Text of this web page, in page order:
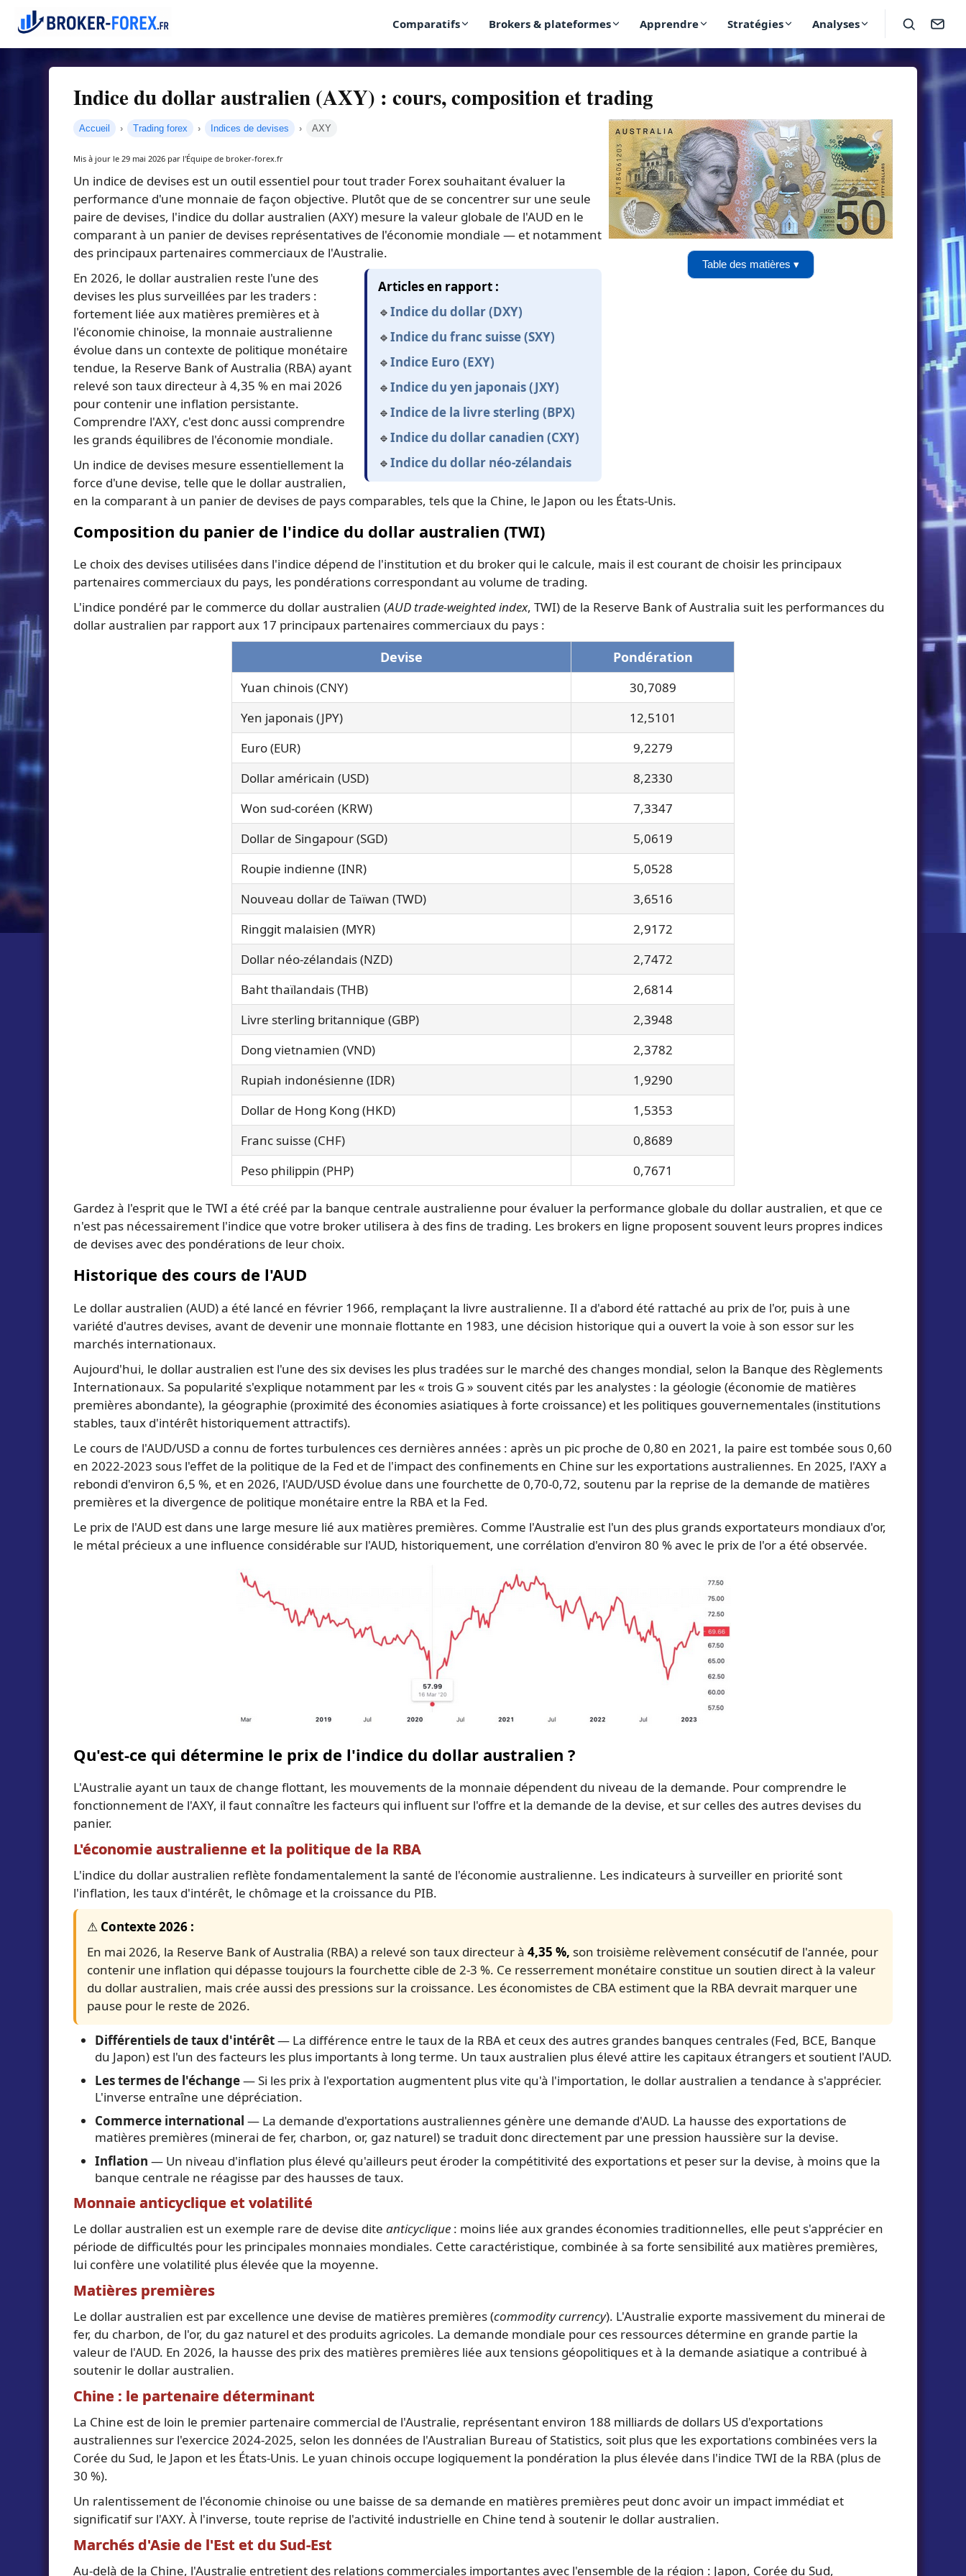
Comparatifs Brokers & plateformes Apprendre Stratégies Analyses
Indice du dollar australien (AXY) : cours, composition et trading
Table des matières ▾
Accueil Trading forex Indices de devises AXY
Mis à jour le 29 mai 2026 par l'Équipe de broker-forex.fr
Un indice de devises est un outil essentiel pour tout trader Forex souhaitant évaluer la
performance d'une monnaie de façon objective. Plutôt que de se concentrer sur une seule
paire de devises, l'indice du dollar australien (AXY) mesure la valeur globale de l'AUD en le
comparant à un panier de devises représentatives de l'économie mondiale — et notamment
des principaux partenaires commerciaux de l'Australie.
Articles en rapport :
🔹Indice du dollar (DXY)
🔹Indice du franc suisse (SXY)
🔹Indice Euro (EXY)
🔹Indice du yen japonais (JXY)
🔹Indice de la livre sterling (BPX)
🔹Indice du dollar canadien (CXY)
🔹Indice du dollar néo-zélandais
En 2026, le dollar australien reste l'une des
devises les plus surveillées par les traders :
fortement liée aux matières premières et à
l'économie chinoise, la monnaie australienne
évolue dans un contexte de politique monétaire
tendue, la Reserve Bank of Australia (RBA) ayant
relevé son taux directeur à 4,35 % en mai 2026
pour contenir une inflation persistante.
Comprendre l'AXY, c'est donc aussi comprendre
les grands équilibres de l'économie mondiale.
Un indice de devises mesure essentiellement la
force d'une devise, telle que le dollar australien,
en la comparant à un panier de devises de pays comparables, tels que la Chine, le Japon ou les États-Unis.
Composition du panier de l'indice du dollar australien (TWI)
Le choix des devises utilisées dans l'indice dépend de l'institution et du broker qui le calcule, mais il est courant de choisir les principaux
partenaires commerciaux du pays, les pondérations correspondant au volume de trading.
L'indice pondéré par le commerce du dollar australien (AUD trade-weighted index, TWI) de la Reserve Bank of Australia suit les performances du
dollar australien par rapport aux 17 principaux partenaires commerciaux du pays :
Devise Pondération
Yuan chinois (CNY)
30,7089
Yen japonais (JPY)
12,5101
Euro (EUR)
9,2279
Dollar américain (USD)
8,2330
Won sud-coréen (KRW)
7,3347
Dollar de Singapour (SGD)
5,0619
Roupie indienne (INR)
5,0528
Nouveau dollar de Taïwan (TWD)
3,6516
Ringgit malaisien (MYR)
2,9172
Dollar néo-zélandais (NZD)
2,7472
Baht thaïlandais (THB)
2,6814
Livre sterling britannique (GBP)
2,3948
Dong vietnamien (VND)
2,3782
Rupiah indonésienne (IDR)
1,9290
Dollar de Hong Kong (HKD)
1,5353
Franc suisse (CHF)
0,8689
Peso philippin (PHP)
0,7671
Gardez à l'esprit que le TWI a été créé par la banque centrale australienne pour évaluer la performance globale du dollar australien, et que ce
n'est pas nécessairement l'indice que votre broker utilisera à des fins de trading. Les brokers en ligne proposent souvent leurs propres indices
de devises avec des pondérations de leur choix.
Historique des cours de l'AUD
Le dollar australien (AUD) a été lancé en février 1966, remplaçant la livre australienne. Il a d'abord été rattaché au prix de l'or, puis à une
variété d'autres devises, avant de devenir une monnaie flottante en 1983, une décision historique qui a ouvert la voie à son essor sur les
marchés internationaux.
Aujourd'hui, le dollar australien est l'une des six devises les plus tradées sur le marché des changes mondial, selon la Banque des Règlements
Internationaux. Sa popularité s'explique notamment par les « trois G » souvent cités par les analystes : la géologie (économie de matières
premières abondante), la géographie (proximité des économies asiatiques à forte croissance) et les politiques gouvernementales (institutions
stables, taux d'intérêt historiquement attractifs).
Le cours de l'AUD/USD a connu de fortes turbulences ces dernières années : après un pic proche de 0,80 en 2021, la paire est tombée sous 0,60
en 2022-2023 sous l'effet de la politique de la Fed et de l'impact des confinements en Chine sur les exportations australiennes. En 2025, l'AXY a
rebondi d'environ 6,5 %, et en 2026, l'AUD/USD évolue dans une fourchette de 0,70-0,72, soutenu par la reprise de la demande de matières
premières et la divergence de politique monétaire entre la RBA et la Fed.
Le prix de l'AUD est dans une large mesure lié aux matières premières. Comme l'Australie est l'un des plus grands exportateurs mondiaux d'or,
le métal précieux a une influence considérable sur l'AUD, historiquement, une corrélation d'environ 80 % avec le prix de l'or a été observée.
Qu'est-ce qui détermine le prix de l'indice du dollar australien ?
L'Australie ayant un taux de change flottant, les mouvements de la monnaie dépendent du niveau de la demande. Pour comprendre le
fonctionnement de l'AXY, il faut connaître les facteurs qui influent sur l'offre et la demande de la devise, et sur celles des autres devises du
panier.
L'économie australienne et la politique de la RBA
L'indice du dollar australien reflète fondamentalement la santé de l'économie australienne. Les indicateurs à surveiller en priorité sont
l'inflation, les taux d'intérêt, le chômage et la croissance du PIB.
⚠️ Contexte 2026 :
En mai 2026, la Reserve Bank of Australia (RBA) a relevé son taux directeur à 4,35 %, son troisième relèvement consécutif de l'année, pour
contenir une inflation qui dépasse toujours la fourchette cible de 2-3 %. Ce resserrement monétaire constitue un soutien direct à la valeur
du dollar australien, mais crée aussi des pressions sur la croissance. Les économistes de CBA estiment que la RBA devrait marquer une
pause pour le reste de 2026.
Différentiels de taux d'intérêt— La différence entre le taux de la RBA et ceux des autres grandes banques centrales (Fed, BCE, Banque
du Japon) est l'un des facteurs les plus importants à long terme. Un taux australien plus élevé attire les capitaux étrangers et soutient l'AUD.
Les termes de l'échange— Si les prix à l'exportation augmentent plus vite qu'à l'importation, le dollar australien a tendance à s'apprécier.
L'inverse entraîne une dépréciation.
Commerce international — La demande d'exportations australiennes génère une demande d'AUD. La hausse des exportations de
matières premières (minerai de fer, charbon, or, gaz naturel) se traduit donc directement par une pression haussière sur la devise.
Inflation — Un niveau d'inflation plus élevé qu'ailleurs peut éroder la compétitivité des exportations et peser sur la devise, à moins que la
banque centrale ne réagisse par des hausses de taux.
Monnaie anticyclique et volatilité
Le dollar australien est un exemple rare de devise dite anticyclique : moins liée aux grandes économies traditionnelles, elle peut s'apprécier en
période de difficultés pour les principales monnaies mondiales. Cette caractéristique, combinée à sa forte sensibilité aux matières premières,
lui confère une volatilité plus élevée que la moyenne.
Matières premières
Le dollar australien est par excellence une devise de matières premières (commodity currency). L'Australie exporte massivement du minerai de
fer, du charbon, de l'or, du gaz naturel et des produits agricoles. La demande mondiale pour ces ressources détermine en grande partie la
valeur de l'AUD. En 2026, la hausse des prix des matières premières liée aux tensions géopolitiques et à la demande asiatique a contribué à
soutenir le dollar australien.
Chine : le partenaire déterminant
La Chine est de loin le premier partenaire commercial de l'Australie, représentant environ 188 milliards de dollars US d'exportations
australiennes sur l'exercice 2024-2025, selon les données de l'Australian Bureau of Statistics, soit plus que les exportations combinées vers la
Corée du Sud, le Japon et les États-Unis. Le yuan chinois occupe logiquement la pondération la plus élevée dans l'indice TWI de la RBA (plus de
30 %).
Un ralentissement de l'économie chinoise ou une baisse de sa demande en matières premières peut donc avoir un impact immédiat et
significatif sur l'AXY. À l'inverse, toute reprise de l'activité industrielle en Chine tend à soutenir le dollar australien.
Marchés d'Asie de l'Est et du Sud-Est
Au-delà de la Chine, l'Australie entretient des relations commerciales importantes avec l'ensemble de la région : Japon, Corée du Sud,